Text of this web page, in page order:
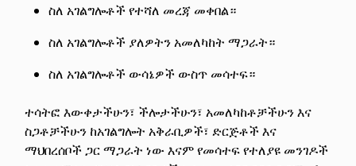
ስለ አገልግሎቶች የተሻለ መረጃ መቀበል።
ስለ አገልግሎቶች ያለዎትን አመለካከት ማጋራት።
ስለ አገልግሎቶች ውሳኔዎች ውስጥ መሳተፍ።
ተሳትፎ እውቀታችሁን፣ ችሎታችሁን፣ አመለካከቶቻችሁን እና
ስጋቶቻችሁን ከአገልግሎት አቅራቢዎች፣ ድርጅቶች እና
ማህበረሰቦች ጋር ማጋራት ነው እናም የመሳተፍ የተለያዩ መንገዶች